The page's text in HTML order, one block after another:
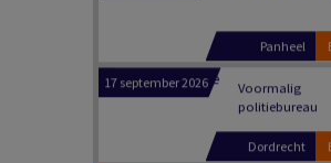
Dordrecht
17 september 2026
Voormalig
politiebureau
Hilversum